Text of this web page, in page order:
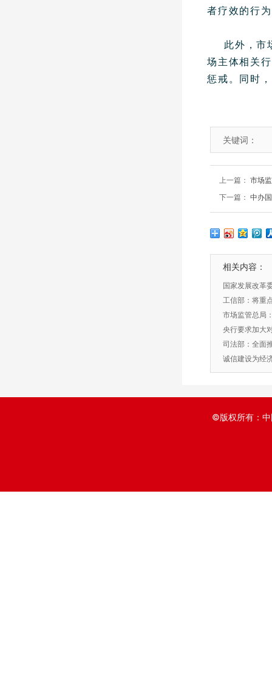
者疗效的行
此外，市
场主体相关
惩戒。同时
关键词：
上一篇： 市场
下一篇： 中办
相关内容：
国家发展改革
信息报告标准
工信部：将重
企业款项
市场监管总局
监管
央行要求加大
司法部：全面
制度建设
诚信建设为经
©版权所有：